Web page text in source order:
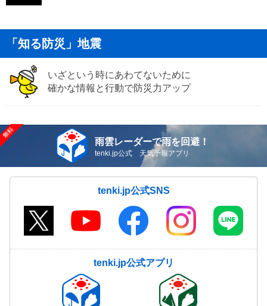
「知る防災」地震
いざという時にあわてないために
確かな情報と行動で防災力アップ
雨雲レーダーで雨を回避！
tenki.jp公式 天気予報アプリ
tenki.jp公式SNS
tenki.jp公式アプリ